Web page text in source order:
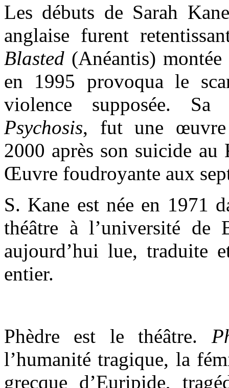
Les débuts de Sarah
anglaise furent
Blasted (Anéantis)
en 1995 provoqua le
violence supposée.
Psychosis, fut une œuvre
2000 après son suicide au
Œuvre foudroyante aux
S. Kane est née en 1971
théâtre à l’université de
aujourd’hui lue, traduite
entier.
Phèdre est le théâtre.
l’humanité tragique, la
grecque d’Euripide,